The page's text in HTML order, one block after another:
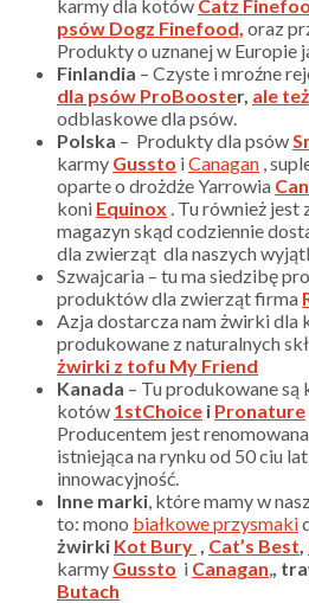
karmy dla kotów Catz
psów Dogz Finefood, oraz
Produkty o uznanej w Europie
Finlandia – Czyste i mroźne
dla psów ProBooster, ale
odblaskowe dla psów.
Polska – Produkty dla psów
karmy Gussto iCanagan ,
oparte o drożdże Yarrowia
koni Equinox . Tu również jest
magazyn skąd codziennie
dla zwierząt dla naszych
Szwajcaria – tu ma siedzibę
produktów dla zwierząt firma
Azja dostarcza nam żwirki dla
produkowane z naturalnych
żwirki z tofu My Friend
Kanada – Tu produkowane są
kotów 1stChoice i Pronature
Producentem jest
istniejąca na rynku od 50 ciu
innowacyjność.
Inne marki, które mamy w
to: mono białkowe przysmaki
żwirki Kot Bury , Cat’s Best,
karmy Gussto i Canagan,,
Butach